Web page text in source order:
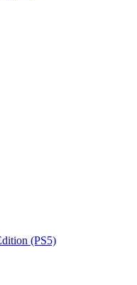
(PS5)